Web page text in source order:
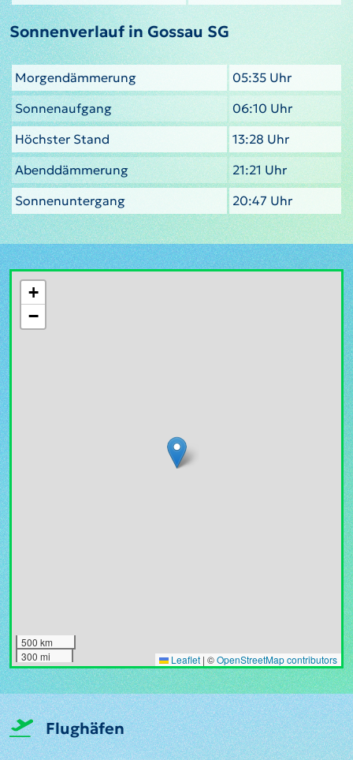
Sonnenverlauf in Gossau SG
Morgendämmerung
05:35 Uhr
Sonnenaufgang
06:10 Uhr
Höchster Stand
13:28 Uhr
Abenddämmerung
21:21 Uhr
Sonnenuntergang
20:47 Uhr
+
−
500 km
300 mi
Leaflet | ©OpenStreetMap contributors
Flughäfen